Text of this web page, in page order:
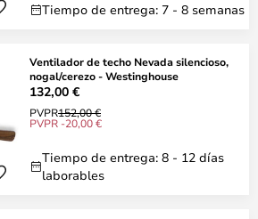
Tiempo de entrega: 7 - 8 semanas
Ventilador de techo Nevada silencioso,
nogal/cerezo - Westinghouse
132,00 €
PVPR152,00 €
PVPR -20,00 €
Tiempo de entrega: 8 - 12 días
laborables